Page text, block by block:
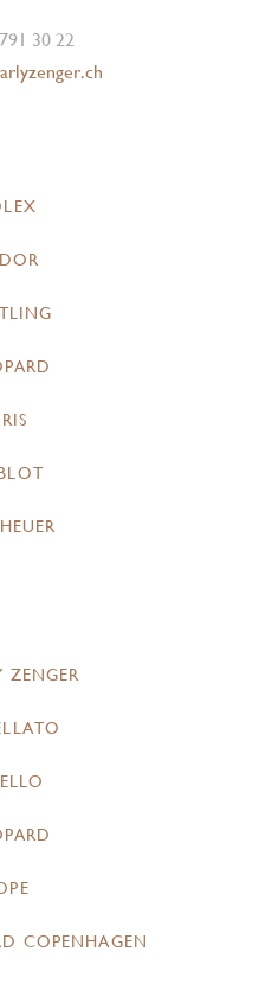
30 22
ZENGER
COPENHAGEN